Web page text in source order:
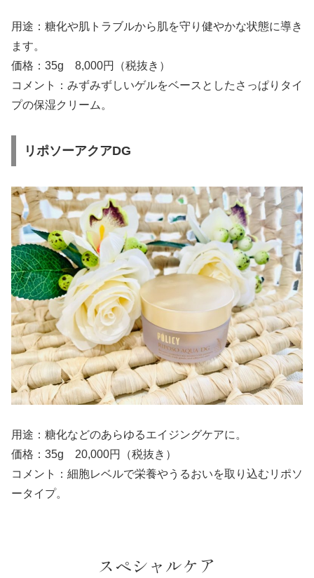
用途：糖化や肌トラブルから肌を守り健やかな状態に導き
ます。
価格：35g 8,000円（税抜き）
コメント：みずみずしいゲルをベースとしたさっぱりタイ
プの保湿クリーム。
リポソーアクアDG
用途：糖化などのあらゆるエイジングケアに。
価格：35g 20,000円（税抜き）
コメント：細胞レベルで栄養やうるおいを取り込むリポソ
ータイプ。
スペシャルケア